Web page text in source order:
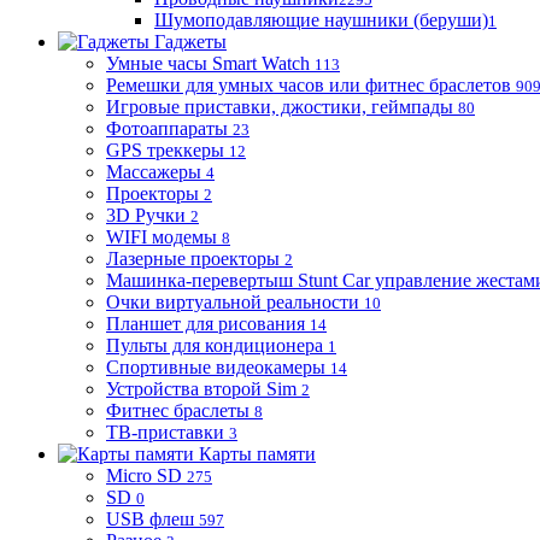
Шумоподавляющие наушники (беруши)1
Гаджеты
Умные часы Smart Watch 113
Ремешки для умных часов или фитнес браслетов 909
Игровые приставки, джостики, геймпады 80
Фотоаппараты 23
GPS треккеры 12
Массажеры 4
Проекторы 2
3D Ручки 2
WIFI модемы 8
Лазерные проекторы 2
Машинка-перевертыш Stunt Car управление
Очки виртуальной реальности 10
Планшет для рисования 14
Пульты для кондиционера 1
Спортивные видеокамеры 14
Устройства второй Sim 2
Фитнес браслеты 8
ТВ-приставки 3
Карты памяти
Micro SD 275
SD 0
USB флеш 597